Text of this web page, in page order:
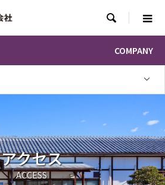

COMPANY
アクセス
ACCESS